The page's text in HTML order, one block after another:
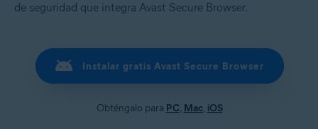
de seguridad que integra Avast Secure Browser.
Instalar gratis Avast Secure Browser
Obténgalo para PC, Mac, iOS